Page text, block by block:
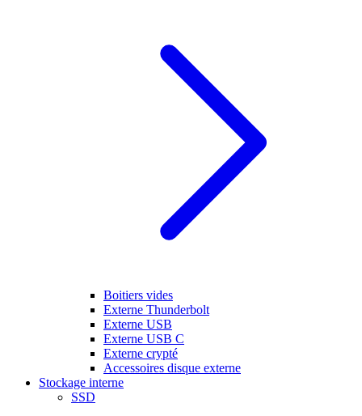
Boitiers vides
Externe Thunderbolt
Externe USB
Externe USB C
Externe crypté
Accessoires disque externe
Stockage interne
SSD